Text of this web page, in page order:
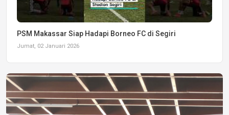
PSM Makassar Siap Hadapi Borneo FC di Segiri
Jumat, 02 Januari 2026